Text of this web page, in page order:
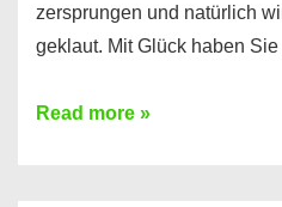
zersprungen und natürlich
geklaut. Mit Glück haben
Ferratum
Read more »